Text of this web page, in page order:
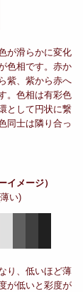
が滑らかに変化
色相です。赤か
紫、紫から赤へ
。色相は有彩色
として円状に繋
同士は隣り合っ
イメージ）
い)
り、低いほど薄
が低いと彩度が